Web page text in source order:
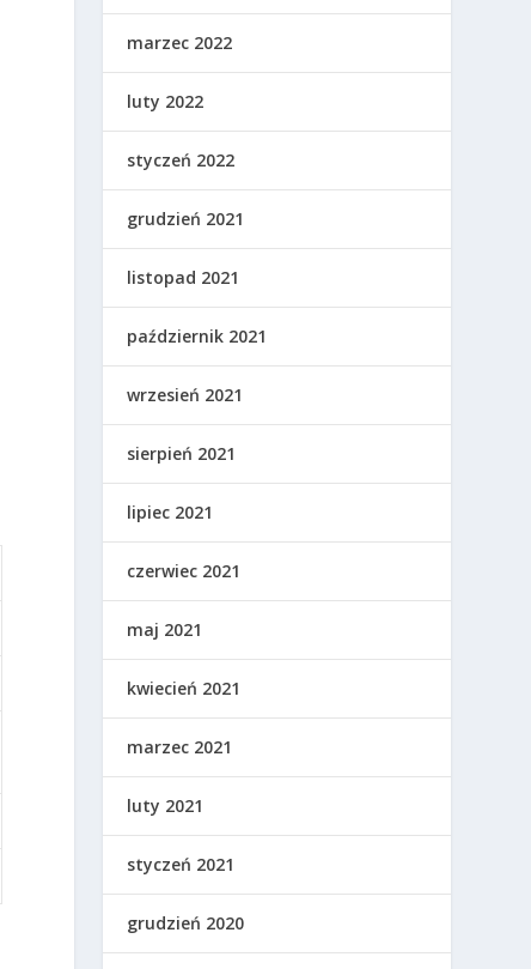
marzec 2022
luty 2022
styczeń 2022
grudzień 2021
listopad 2021
październik 2021
wrzesień 2021
sierpień 2021
lipiec 2021
czerwiec 2021
maj 2021
kwiecień 2021
marzec 2021
luty 2021
styczeń 2021
grudzień 2020